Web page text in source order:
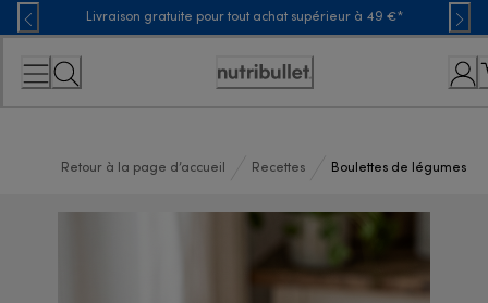
Skip
to
Content
Livraison gratuite pour tout achat supérieur à 49 €*
Déclaration
Retour à la page d’accueil Recettes Boulettes de légumes